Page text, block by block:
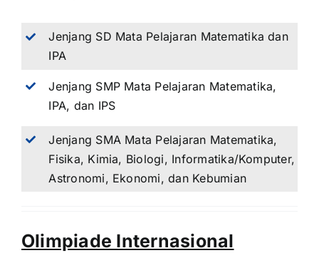
Jenjang SD Mata Pelajaran Matematika dan
IPA
Jenjang SMP Mata Pelajaran Matematika,
IPA, dan IPS
Jenjang SMA Mata Pelajaran Matematika,
Fisika, Kimia, Biologi, Informatika/Komputer,
Astronomi, Ekonomi, dan Kebumian
Olimpiade Internasional